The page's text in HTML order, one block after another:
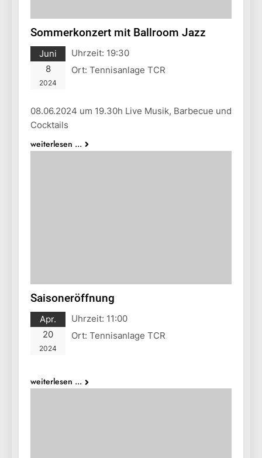
Sommerkonzert mit Ballroom Jazz
Juni
8
2024
Uhrzeit: 19:30
Ort: Tennisanlage TCR
08.06.2024 um 19.30h Live Musik, Barbecue und
Cocktails
weiterlesen ...
Saisoneröffnung
Apr.
20
2024
Uhrzeit: 11:00
Ort: Tennisanlage TCR
weiterlesen ...